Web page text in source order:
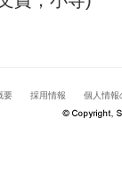
要 採用情報 個人情報